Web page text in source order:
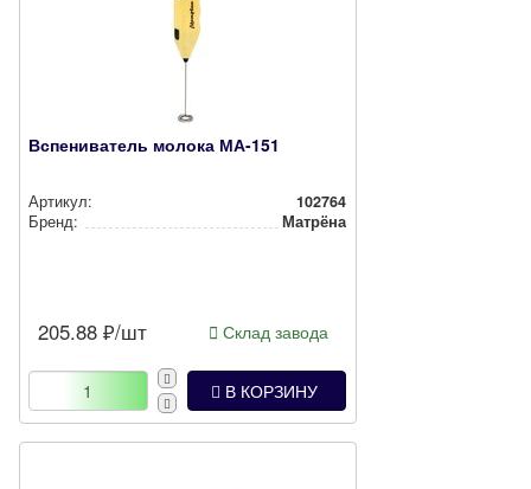
Вспениватель молока МА-151
Артикул:
102764
Бренд:
Матрёна
205.88 ₽/шт Склад завода
В КОРЗИНУ